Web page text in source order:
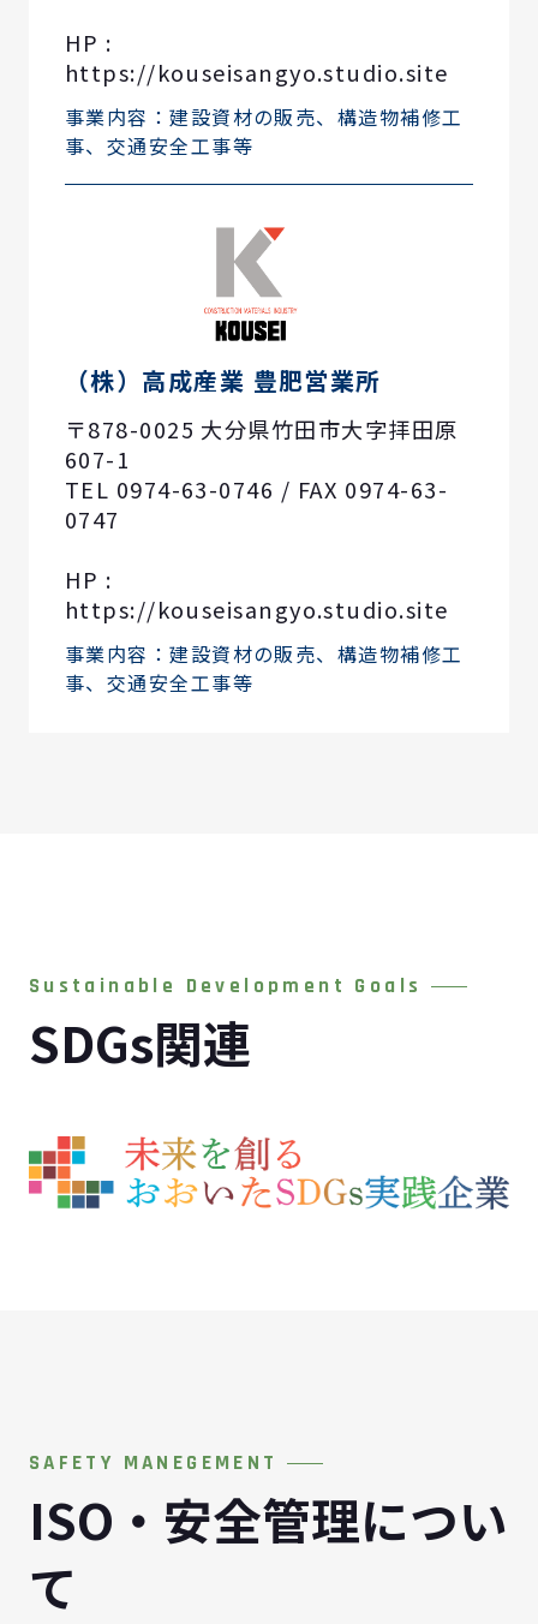
HP :
https://kouseisangyo.studio.site
事業内容：建設資材の販売、構造物補修工
事、交通安全工事等
（株）高成産業 豊肥営業所
〒878-0025 大分県竹田市大字拝田原
607-1
TEL 0974-63-0746 / FAX 0974-63-
0747
HP :
https://kouseisangyo.studio.site
事業内容：建設資材の販売、構造物補修工
事、交通安全工事等
Sustainable Development Goals
SDGs関連
SAFETY MANEGEMENT
ISO・安全管理につい
て